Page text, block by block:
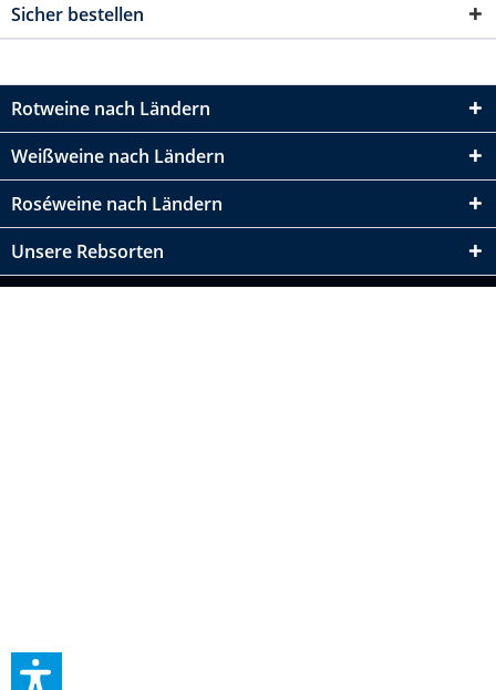
Sicher bestellen
Rotweine nach Ländern
Weißweine nach Ländern
Roséweine nach Ländern
Unsere Rebsorten